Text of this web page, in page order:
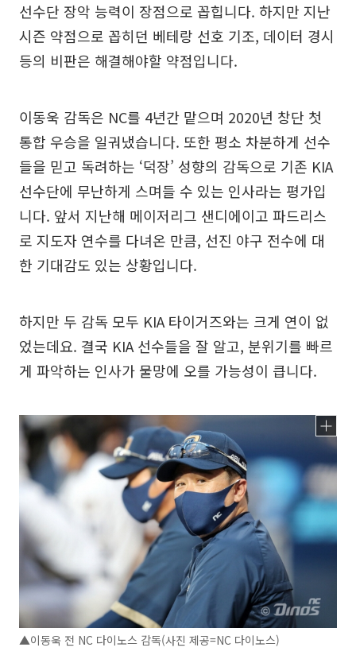
선수단 장악 능력이 장점으로 꼽힙니다. 하지만 지난
시즌 약점으로 꼽히던 베테랑 선호 기조, 데이터 경시
등의 비판은 해결해야할 약점입니다.
이동욱 감독은 NC를 4년간 맡으며 2020년 창단 첫
통합 우승을 일궈냈습니다. 또한 평소 차분하게 선수
들을 믿고 독려하는 ‘덕장’ 성향의 감독으로 기존 KIA
선수단에 무난하게 스며들 수 있는 인사라는 평가입
니다. 앞서 지난해 메이저리그 샌디에이고 파드리스
로 지도자 연수를 다녀온 만큼, 선진 야구 전수에 대
한 기대감도 있는 상황입니다.
하지만 두 감독 모두 KIA 타이거즈와는 크게 연이 없
었는데요. 결국 KIA 선수들을 잘 알고, 분위기를 빠르
게 파악하는 인사가 물망에 오를 가능성이 큽니다.
▲이동욱 전 NC 다이노스 감독(사진 제공=NC 다이노스)